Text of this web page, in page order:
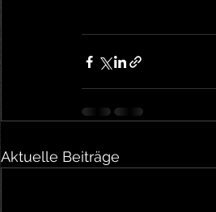
Aktuelle Beiträge